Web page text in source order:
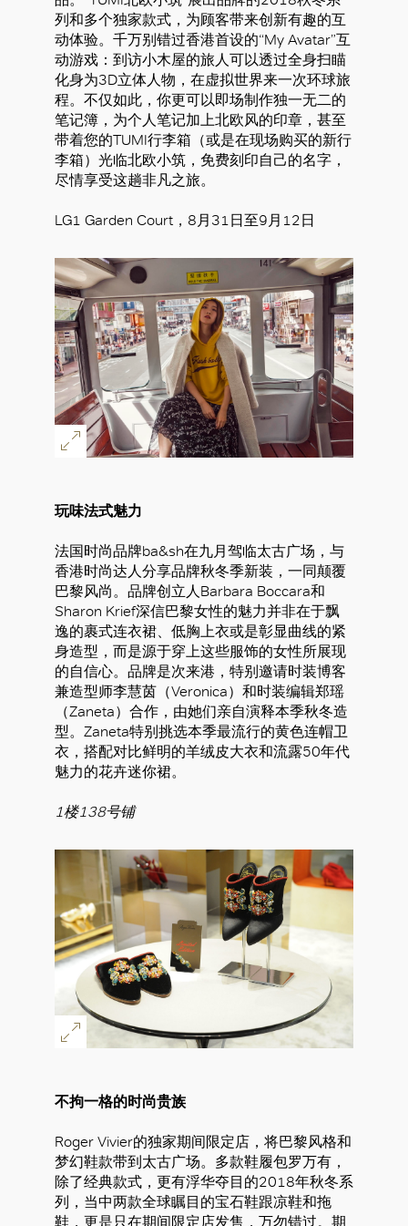
列和多个独家款式，为顾客带来创新有趣的互
动体验。千万别错过香港首设的“My Avatar”互
动游戏：到访小木屋的旅人可以透过全身扫瞄
化身为3D立体人物，在虚拟世界来一次环球旅
程。不仅如此，你更可以即场制作独一无二的
笔记簿，为个人笔记加上北欧风的印章，甚至
带着您的TUMI行李箱（或是在现场购买的新行
李箱）光临北欧小筑，免费刻印自己的名字，
尽情享受这趟非凡之旅。
LG1 Garden Court，8月31日至9月12日
玩味法式魅力
法国时尚品牌ba&sh在九月驾临太古广场，与
香港时尚达人分享品牌秋冬季新装，一同颠覆
巴黎风尚。品牌创立人Barbara Boccara和
Sharon Krief深信巴黎女性的魅力并非在于飘
逸的裹式连衣裙、低胸上衣或是彰显曲线的紧
身造型，而是源于穿上这些服饰的女性所展现
的自信心。品牌是次来港，特别邀请时装博客
兼造型师李慧茵（Veronica）和时装编辑郑瑶
（Zaneta）合作，由她们亲自演释本季秋冬造
型。Zaneta特别挑选本季最流行的黄色连帽卫
衣，搭配对比鲜明的羊绒皮大衣和流露50年代
魅力的花卉迷你裙。
1楼138号铺
不拘一格的时尚贵族
Roger Vivier的独家期间限定店，将巴黎风格和
梦幻鞋款带到太古广场。多款鞋履包罗万有，
除了经典款式，更有浮华夺目的2018年秋冬系
列，当中两款全球瞩目的宝石鞋跟凉鞋和拖
鞋，更是只在期间限定店发售，万勿错过。期
好